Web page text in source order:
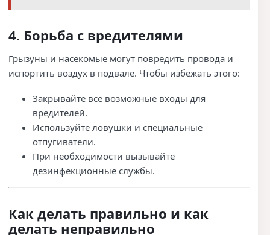
4. Борьба с вредителями
Грызуны и насекомые могут повредить провода и
испортить воздух в подвале. Чтобы избежать этого:
Закрывайте все возможные входы для
вредителей.
Используйте ловушки и специальные
отпугиватели.
При необходимости вызывайте
дезинфекционные службы.
Как делать правильно и как
делать неправильно